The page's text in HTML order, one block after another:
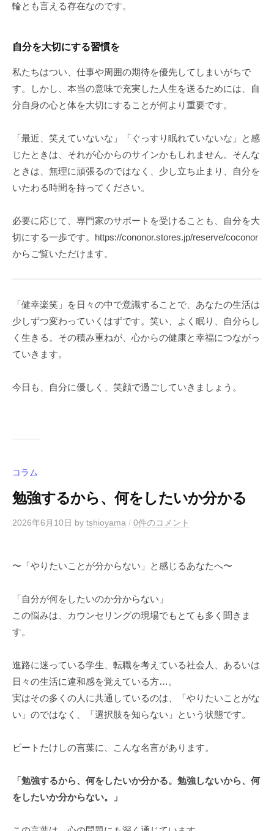
輪とも言える存在なのです。
自分を大切にする習慣を
私たちはつい、仕事や周囲の期待を優先してしまいがちで
す。しかし、本当の意味で充実した人生を送るためには、自
分自身の心と体を大切にすることが何より重要です。
「最近、笑えていないな」「ぐっすり眠れていないな」と感
じたときは、それが心からのサインかもしれません。そんな
ときは、無理に頑張るのではなく、少し立ち止まり、自分を
いたわる時間を持ってください。
必要に応じて、専門家のサポートを受けることも、自分を大
切にする一歩です。https://cononor.stores.jp/reserve/coconor
からご覧いただけます。
「健幸楽笑」を日々の中で意識することで、あなたの生活は
少しずつ変わっていくはずです。笑い、よく眠り、自分らし
く生きる。その積み重ねが、心からの健康と幸福につながっ
ていきます。
今日も、自分に優しく、笑顔で過ごしていきましょう。
コラム
勉強するから、何をしたいか分かる
2026年6月10日 by tshioyama / 0件のコメント
〜「やりたいことが分からない」と感じるあなたへ〜
「自分が何をしたいのか分からない」
この悩みは、カウンセリングの現場でもとても多く聞きま
す。
進路に迷っている学生、転職を考えている社会人、あるいは
日々の生活に違和感を覚えている方…。
実はその多くの人に共通しているのは、「やりたいことがな
い」のではなく、「選択肢を知らない」という状態です。
ビートたけしの言葉に、こんな名言があります。
「勉強するから、何をしたいか分かる。勉強しないから、何
をしたいか分からない。」